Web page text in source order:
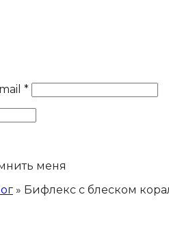
*
меня
» Бифлекс с блеском